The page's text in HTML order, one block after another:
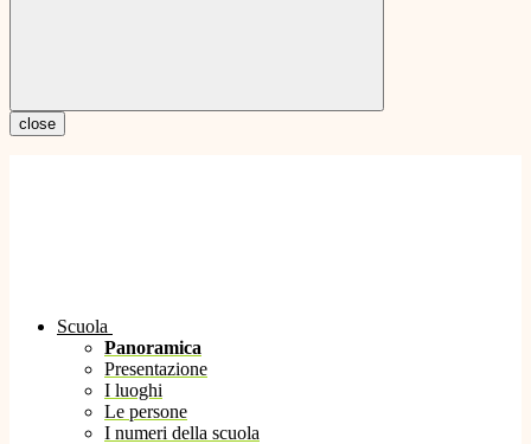
close
Scuola
Panoramica
Presentazione
I luoghi
Le persone
I numeri della scuola